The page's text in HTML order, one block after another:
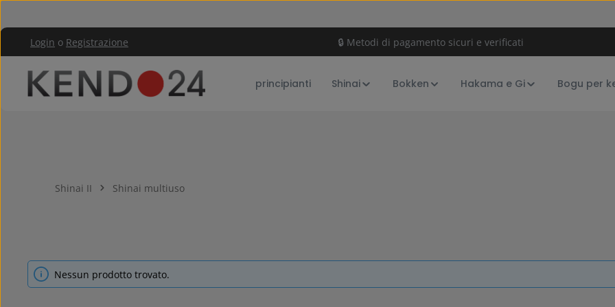
Login o Registrazione 🔒 Metodi di pagamento sicuri e verificati
principianti Shinai Bokken Hakama e Gi Bogu per
Shinai II Shinai multiuso
Nessun prodotto trovato.